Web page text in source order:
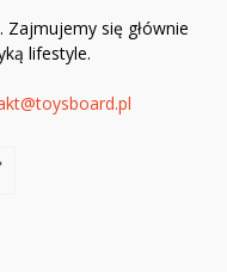
się głównie
lifestyle.